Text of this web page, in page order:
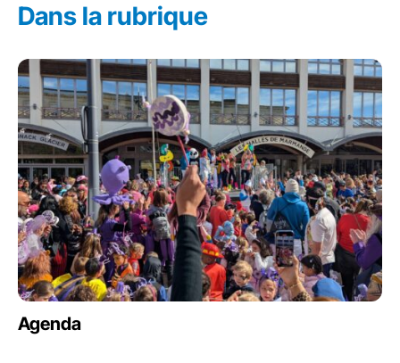
Dans la rubrique
Agenda